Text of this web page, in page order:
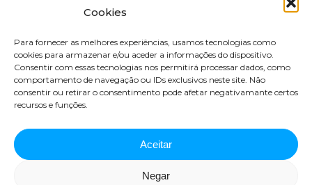
Cookies
Para fornecer as melhores experiências, usamos tecnologias como
cookies para armazenar e/ou aceder a informações do dispositivo.
Consentir com essas tecnologias nos permitirá processar dados, como
comportamento de navegação ou IDs exclusivos neste site. Não
consentir ou retirar o consentimento pode afetar negativamante certos
recursos e funções.
Aceitar
Negar
Política de Cookies
Código de Conduta
Recrutamento